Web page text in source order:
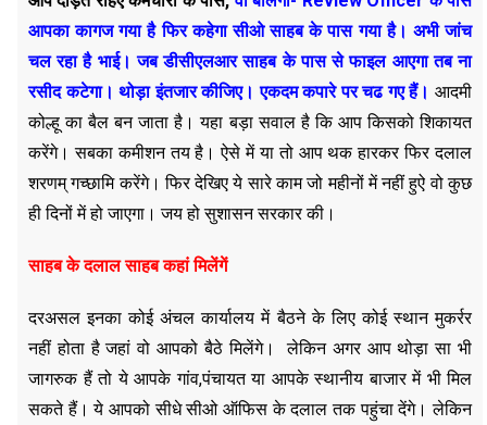
आपका कागज गया है फिर कहेगा सीओ साहब के पास गया है। अभी जांच
चल रहा है भाई। जब डीसीएलआर साहब के पास से फाइल आएगा तब ना
रसीद कटेगा। थोड़ा इंतजार कीजिए। एकदम कपारे पर चढ गए हैं। आदमी
कोल्हू का बैल बन जाता है। यहा बड़ा सवाल है कि आप किसको शिकायत
करेंगे। सबका कमीशन तय है। ऐसे में या तो आप थक हारकर फिर दलाल
शरणम् गच्छामि करेंगे। फिर देखिए ये सारे काम जो महीनों में नहीं हुऐ वो कुछ
ही दिनों में हो जाएगा। जय हो सुशासन सरकार की।
साहब के दलाल साहब कहां मिलेंगें
दरअसल इनका कोई अंचल कार्यालय में बैठने के लिए कोई स्थान मुकर्रर
नहीं होता है जहां वो आपको बैठे मिलेंगे। लेकिन अगर आप थोड़ा सा भी
जागरुक हैं तो ये आपके गांव,पंचायत या आपके स्थानीय बाजार में भी मिल
सकते हैं। ये आपको सीधे सीओ ऑफिस के दलाल तक पहुंचा देंगे। लेकिन